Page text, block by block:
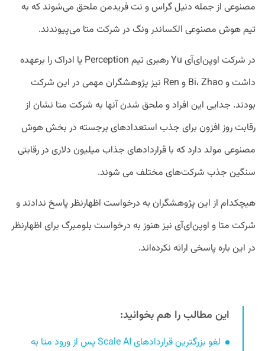
مصنوعی از جمله دنیل گراس و نت فریدمن ملحق می‌شوند که به
تیم هوش مصنوعی الکساندر ونگ در شرکت متا می‌پیوندند.
در شرکت اوپن‌ای‌آی Yu رهبری تیم Perception یا ادراک را برعهده
داشت و Bi، Zhao و Ren نیز پژوهشگران مهمی در این شرکت
بودند. جدایی این افراد و ملحق شدن آنها به شرکت متا نشان از
رقابت روز افزون برای جذب استعداد‌های برجسته در بخش هوش
مصنوعی مولد دارد که با قراردادهای جذاب میلیون دلاری در رقابتی
سنگین جذب شرکت‌های مختلف می شوند.
هیچکدام از این پژوهشگران به درخواست اظهارنظر پاسخ ندادند و
شرکت متا و اوپن‌ای‌آی نیز هنوز به درخواست بلومبرگ برای اظهارنظر
در این باره پاسخی ارائه نکرده‌اند.
این مطالب را هم بخوانید:
لغو بزرگترین قرارداد‌های Scale AI پس از ورود متا به